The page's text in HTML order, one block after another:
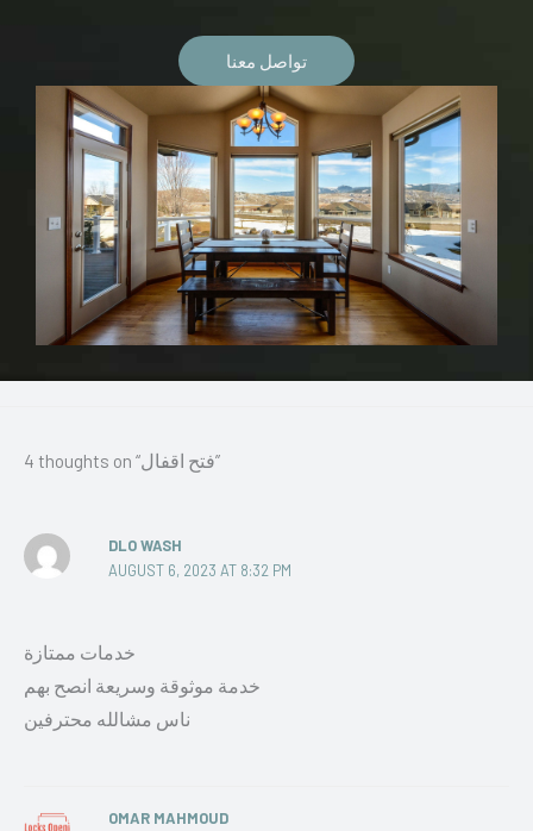
تواصل معنا
4 thoughts on “فتح اقفال”
DLO WASH
AUGUST 6, 2023 AT 8:32 PM
خدمات ممتازة
خدمة موثوقة وسريعة انصح بهم
ناس مشالله محترفين
OMAR MAHMOUD